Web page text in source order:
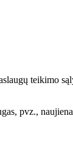
teikimo
pvz.,